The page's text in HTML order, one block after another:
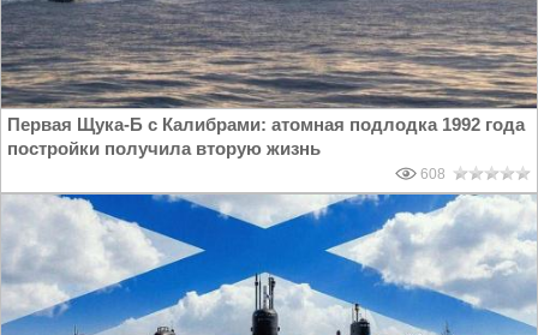
Первая Щука-Б с Калибрами: атомная подлодка 1992 года
постройки получила вторую жизнь
608